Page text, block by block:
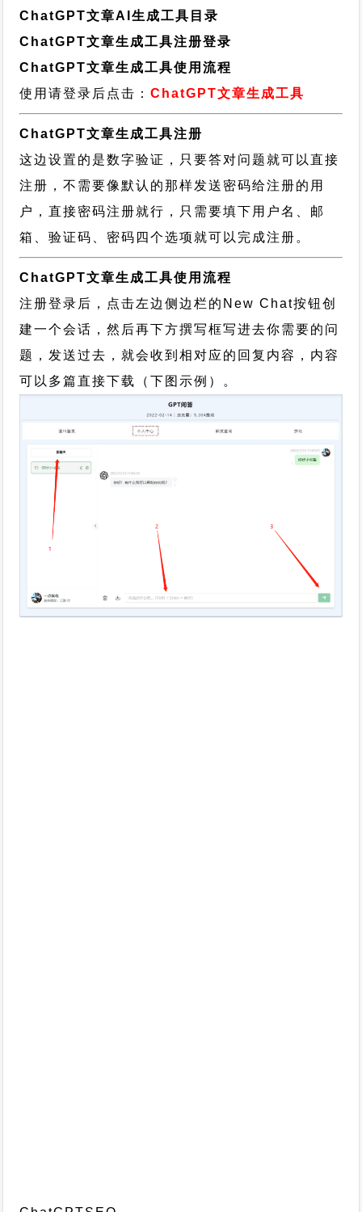
ChatGPT文章AI生成工具目录
ChatGPT文章生成工具注册登录
ChatGPT文章生成工具使用流程
使用请登录后点击：ChatGPT文章生成工具
ChatGPT文章生成工具注册
这边设置的是数字验证，只要答对问题就可以直接
注册，不需要像默认的那样发送密码给注册的用
户，直接密码注册就行，只需要填下用户名、邮
箱、验证码、密码四个选项就可以完成注册。
ChatGPT文章生成工具使用流程
注册登录后，点击左边侧边栏的New Chat按钮创
建一个会话，然后再下方撰写框写进去你需要的问
题，发送过去，就会收到相对应的回复内容，内容
可以多篇直接下载（下图示例）。